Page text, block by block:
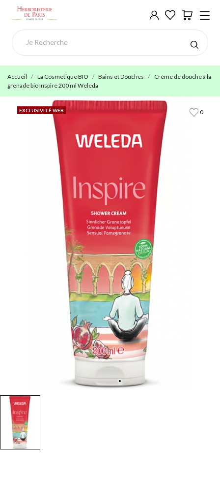
Accueil La Cosmetique BIO Bains et Douches
Crème de douche à la
grenade bio Inspire 200 ml Weleda
0
EXCLUSIVITÉ WEB